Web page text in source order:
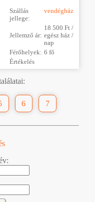
Szállás
jellege:
vendégház
Jellemző ár:
18 500 Ft /
egész ház /
nap
Férőhelyek: 6 fő
Értékelés
6 7